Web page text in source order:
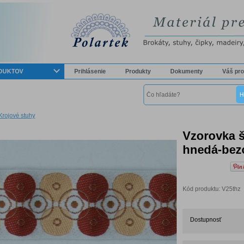
Prihlásenie Produkty Dokumenty Váš
stuhy
Vzorovka
hnedá-
Kód produktu: V25thz
Dostupnosť